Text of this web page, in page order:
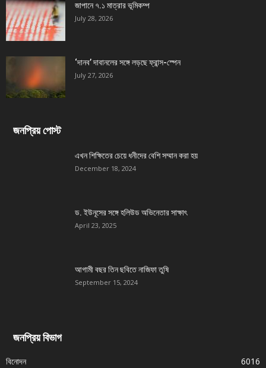
জাপানে ৭.১ মাত্রার ভূমিকম্প
July 28, 2026
‘দানব’ দাবানলের সঙ্গে লড়ছে ফ্রান্স-স্পেন
July 27, 2026
জনপ্রিয় পোস্ট
এখন শিক্ষিতের চেয়ে ধনীদের বেশি সম্মান করা হয়
December 18, 2024
ড. ইউনূসের সঙ্গে হলিউড অভিনেতার সাক্ষাৎ
April 23, 2025
আগামী বছর তিন ছবিতে নাজিফা তুষি
September 15, 2024
জনপ্রিয় বিভাগ
বিনোদন
6016